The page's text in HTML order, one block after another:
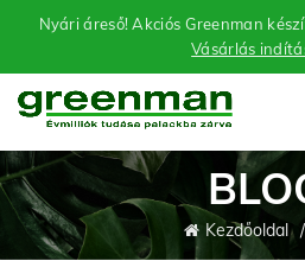
Nyári áreső! Akciós Greenman
Vásárlás
Kezdőoldal